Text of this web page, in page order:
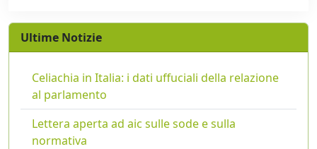
Ultime Notizie
Celiachia in Italia: i dati uffuciali della relazione
al parlamento
Lettera aperta ad aic sulle sode e sulla
normativa